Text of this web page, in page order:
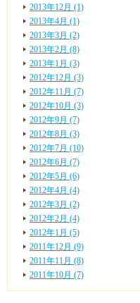
2013年12月 (1)
2013年4月 (1)
2013年3月 (2)
2013年2月 (8)
2013年1月 (3)
2012年12月 (3)
2012年11月 (7)
2012年10月 (3)
2012年9月 (7)
2012年8月 (3)
2012年7月 (10)
2012年6月 (7)
2012年5月 (6)
2012年4月 (4)
2012年3月 (2)
2012年2月 (4)
2012年1月 (5)
2011年12月 (9)
2011年11月 (8)
2011年10月 (7)